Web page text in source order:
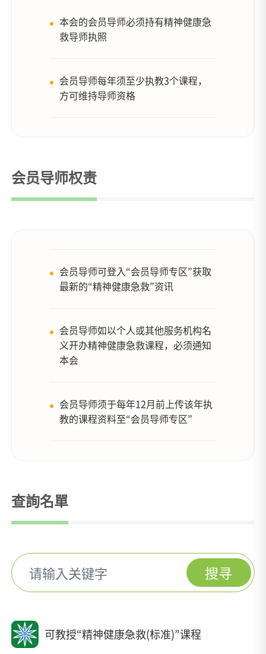
本会的会员导师必须持有精神健康急
救导师执照
会员导师每年须至少执教3个课程，
方可维持导师资格
会员导师权责
会员导师可登入“会员导师专区”获取
最新的“精神健康急救”资讯
会员导师如以个人或其他服务机构名
义开办精神健康急救课程，必须通知
本会
会员导师须于每年12月前上传该年执
教的课程资料至“会员导师专区”
查詢名單
搜寻
可教授“精神健康急救(标准)”课程